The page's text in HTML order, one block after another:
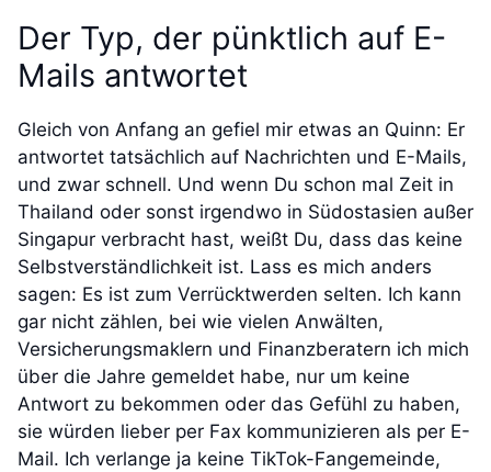
Der Typ, der pünktlich auf E-
Mails antwortet
Gleich von Anfang an gefiel mir etwas an Quinn: Er
antwortet tatsächlich auf Nachrichten und E-Mails,
und zwar schnell. Und wenn Du schon mal Zeit in
Thailand oder sonst irgendwo in Südostasien außer
Singapur verbracht hast, weißt Du, dass das keine
Selbstverständlichkeit ist. Lass es mich anders
sagen: Es ist zum Verrücktwerden selten. Ich kann
gar nicht zählen, bei wie vielen Anwälten,
Versicherungsmaklern und Finanzberatern ich mich
über die Jahre gemeldet habe, nur um keine
Antwort zu bekommen oder das Gefühl zu haben,
sie würden lieber per Fax kommunizieren als per E-
Mail. Ich verlange ja keine TikTok-Fangemeinde,